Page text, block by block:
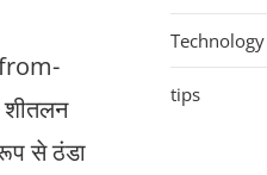
शीतलन
रूप से ठंडा
Technology
tips